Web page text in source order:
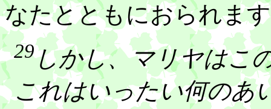
なたとともにおられま
29しかし、マリヤはこ
これはいったい何のあ